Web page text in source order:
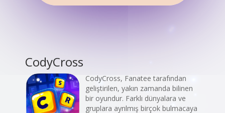
CodyCross
CodyCross, Fanatee tarafından
geliştirilen, yakın zamanda bilinen
bir oyundur. Farklı dünyalara ve
gruplara ayrılmış birçok bulmacaya